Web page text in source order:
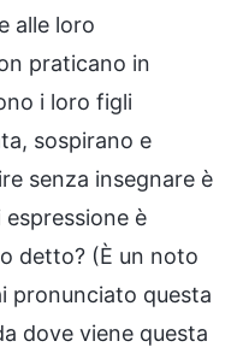
alle loro
praticano in
i loro figli
sospirano e
senza insegnare è
espressione è
detto? (È un noto
pronunciato questa
dove viene questa